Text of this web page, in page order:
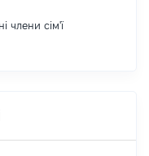
члени сім'ї